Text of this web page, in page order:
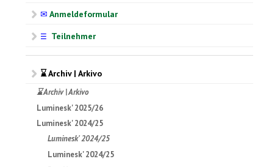
✉ Anmeldeformular
☰ Teilnehmer
⌛ Archiv | Arkivo
⌛ Archiv | Arkivo
Luminesk' 2025/26
Luminesk' 2024/25
Luminesk' 2024/25
Luminesk' 2024/25